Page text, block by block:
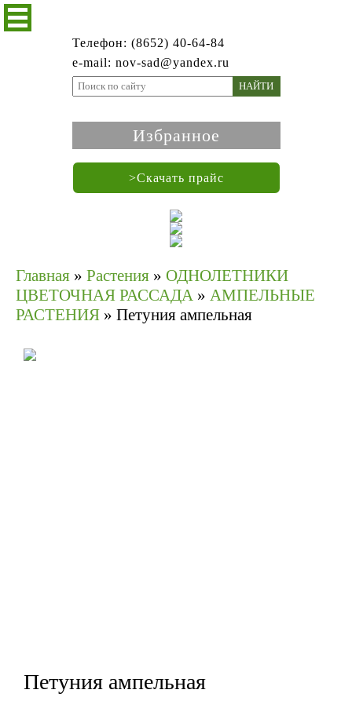
Телефон: (8652) 40-64-84
e-mail: nov-sad@yandex.ru
НАЙТИ
Избранное
>Скачать прайс
Главная » Растения » ОДНОЛЕТНИКИ
ЦВЕТОЧНАЯ РАССАДА » АМПЕЛЬНЫЕ
РАСТЕНИЯ » Петуния ампельная
Петуния ампельная